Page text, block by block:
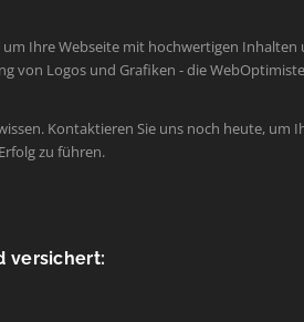
Ihre Webseite mit hochwertigen
Logos und Grafiken - die
Kontaktieren Sie uns noch heute,
zu führen.
versichert: